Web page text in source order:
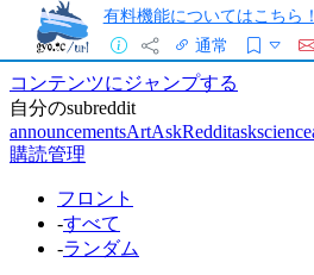
有料機能についてはこちら！
通常